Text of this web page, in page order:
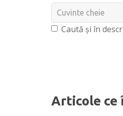
Caută și în
Articole ce